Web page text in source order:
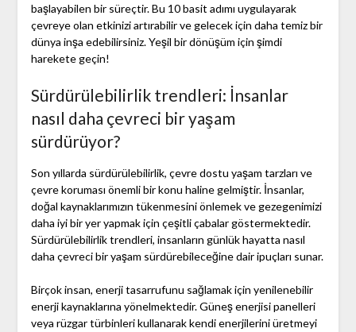
başlayabilen bir süreçtir. Bu 10 basit adımı uygulayarak
çevreye olan etkinizi artırabilir ve gelecek için daha temiz bir
dünya inşa edebilirsiniz. Yeşil bir dönüşüm için şimdi
harekete geçin!
Sürdürülebilirlik trendleri: İnsanlar
nasıl daha çevreci bir yaşam
sürdürüyor?
Son yıllarda sürdürülebilirlik, çevre dostu yaşam tarzları ve
çevre koruması önemli bir konu haline gelmiştir. İnsanlar,
doğal kaynaklarımızın tükenmesini önlemek ve gezegenimizi
daha iyi bir yer yapmak için çeşitli çabalar göstermektedir.
Sürdürülebilirlik trendleri, insanların günlük hayatta nasıl
daha çevreci bir yaşam sürdürebileceğine dair ipuçları sunar.
Birçok insan, enerji tasarrufunu sağlamak için yenilenebilir
enerji kaynaklarına yönelmektedir. Güneş enerjisi panelleri
veya rüzgar türbinleri kullanarak kendi enerjilerini üretmeyi